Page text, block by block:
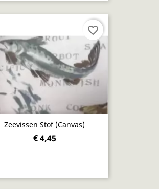
Zeevissen Stof (canvas)
€ 4,45
favorite_border